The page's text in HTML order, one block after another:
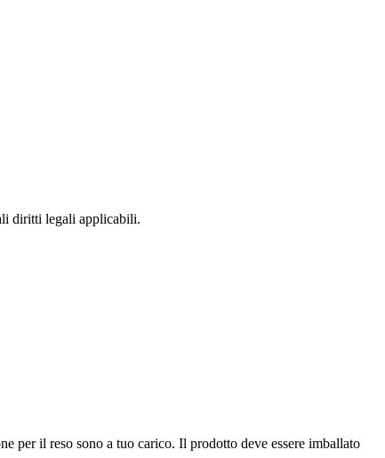
diritti legali applicabili.
per il reso sono a tuo carico. Il prodotto deve essere imballato